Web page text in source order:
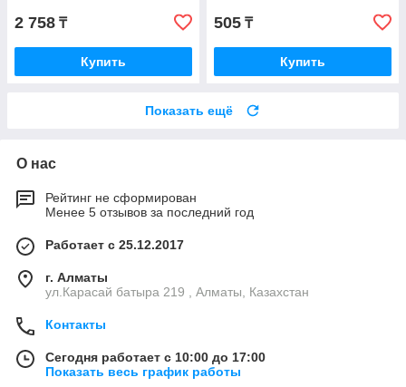
2 758 ₸
Купить
505 ₸
Купить
Показать ещё
О нас
Рейтинг не сформирован
Менее 5 отзывов за последний год
Работает с 25.12.2017
г. Алматы
ул.Карасай батыра 219 , Алматы, Казахстан
Контакты
Сегодня работает с 10:00 до 17:00
Показать весь график работы